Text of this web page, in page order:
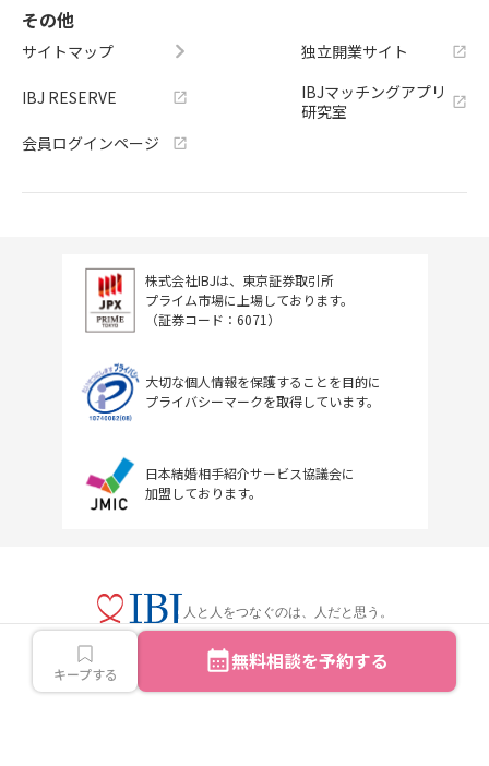
キープする 無料相談を予約する
その他
サイトマップ
IBJ RESERVE
会員ログインページ
独立開業サイト
IBJマッチングアプリ
研究室
株式会社IBJは、東京証券取引所
プライム市場に上場しております。
（証券コード：6071）
大切な個人情報を保護することを目的に
プライバシーマークを取得しています。
日本結婚相手紹介サービス協議会に
加盟しております。
人と人をつなぐのは、人だと思う。